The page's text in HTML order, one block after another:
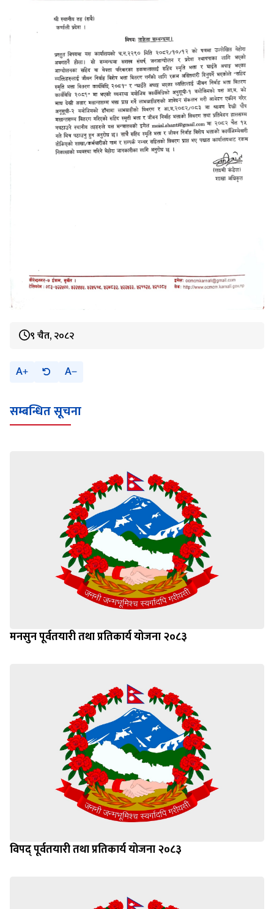
९ चैत, २०८२
A A
सम्बन्धित सूचना
मनसुन पूर्वतयारी तथा प्रतिकार्य योजना २०८३
विपद् पूर्वतयारी तथा प्रतिकार्य योजना २०८३